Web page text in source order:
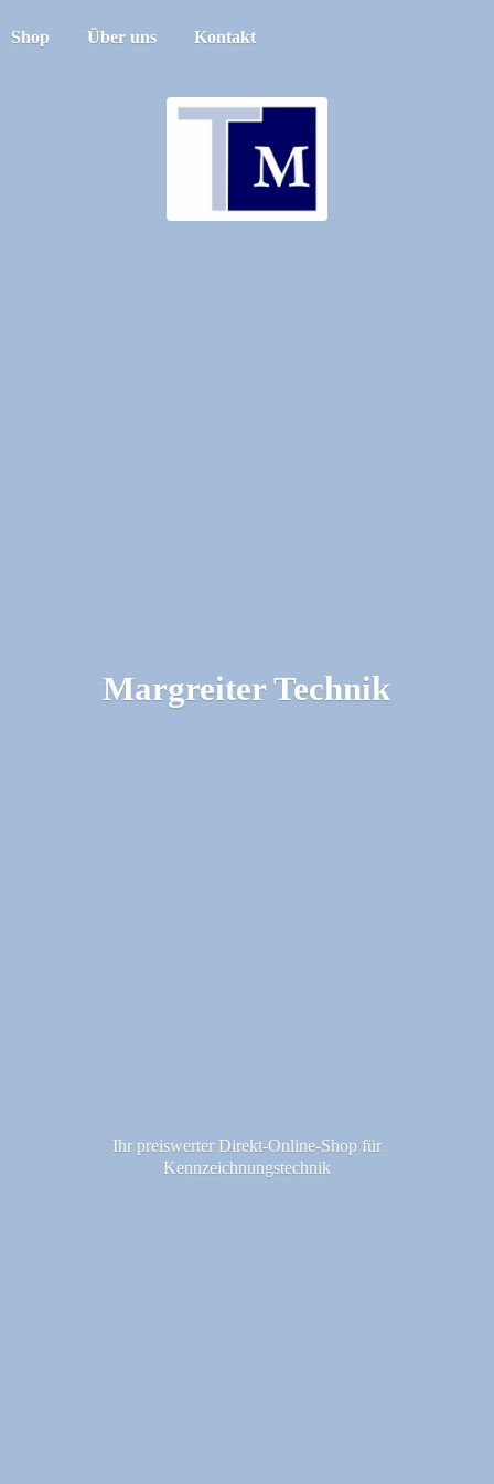
Shop Über uns Kontakt
Margreiter Technik
Ihr preiswerter Direkt-Online-Shop für
Kennzeichnungstechnik